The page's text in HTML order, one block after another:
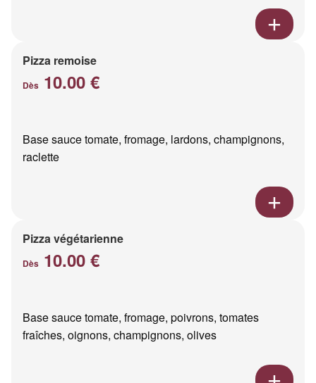
Pizza remoise
Dès 10.00 €
Base sauce tomate, fromage, lardons, champignons,
raclette
Pizza végétarienne
Dès 10.00 €
Base sauce tomate, fromage, poivrons, tomates
fraîches, oignons, champignons, olives